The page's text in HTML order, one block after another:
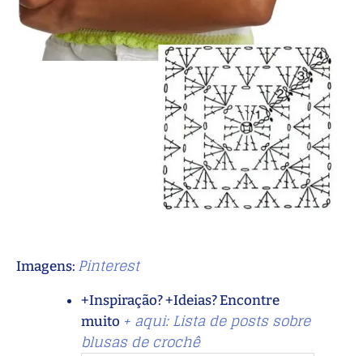
Imagens: Pinterest
+Inspiração? +Ideias? Encontre
muito + aqui: Lista de posts sobre
blusas de crochê